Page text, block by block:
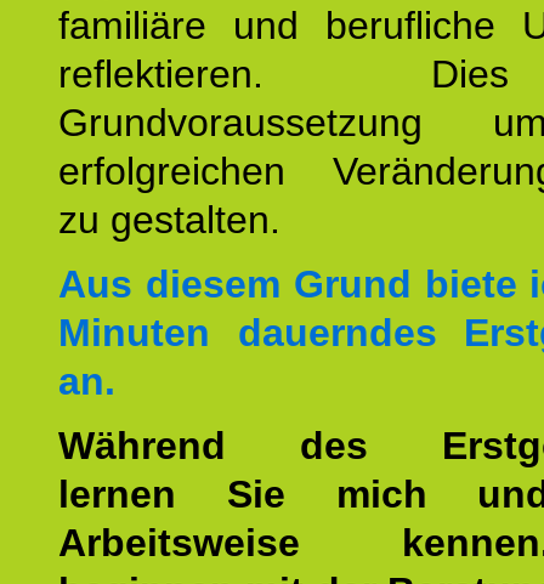
familiäre und berufliche
reflektieren.
Grundvoraussetzung
erfolgreichen
zu gestalten.
Aus diesem Grund biete
Minuten dauerndes
an.
Während des
lernen Sie mich
Arbeitsweise